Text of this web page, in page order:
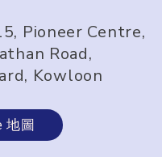
Pioneer Centre,
Road,
Kowloon
地圖